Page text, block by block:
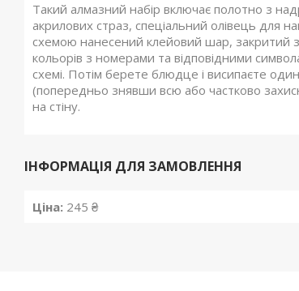
Такий алмазний набір включає полотно з
акрилових страз, спеціальний олівець для
схемою нанесений клейовий шар, закритий
кольорів з номерами та відповідними
схемі. Потім берете блюдце і висипаєте
(попередньо знявши всю або частково
на стіну.
ІНФОРМАЦІЯ ДЛЯ ЗАМОВЛЕННЯ
Ціна: 245 ₴